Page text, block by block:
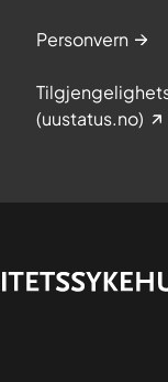
Personvern
(uustatus.no)